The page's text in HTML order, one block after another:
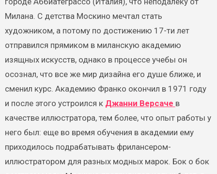
Милана. С детства Москино мечтал стать
художником, а потому по достижению 17-ти лет
отправился прямиком в миланскую академию
изящных искусств, однако в процессе учебы он
осознал, что все же мир дизайна его душе ближе, и
сменил курс. Академию Франко окончил в 1971 году
и после этого устроился к Джанни Версаче в
качестве иллюстратора, тем более, что опыт работы у
него был: еще во время обучения в академии ему
приходилось подрабатывать фрилансером-
иллюстратором для разных модных марок. Бок о бок